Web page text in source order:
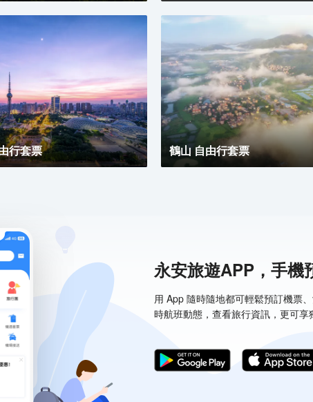
行套票 鶴山 自由行套票
永安旅遊APP，手機
用 App 隨時隨地都可輕鬆預訂機票
時航班動態，查看旅行資訊，更可享